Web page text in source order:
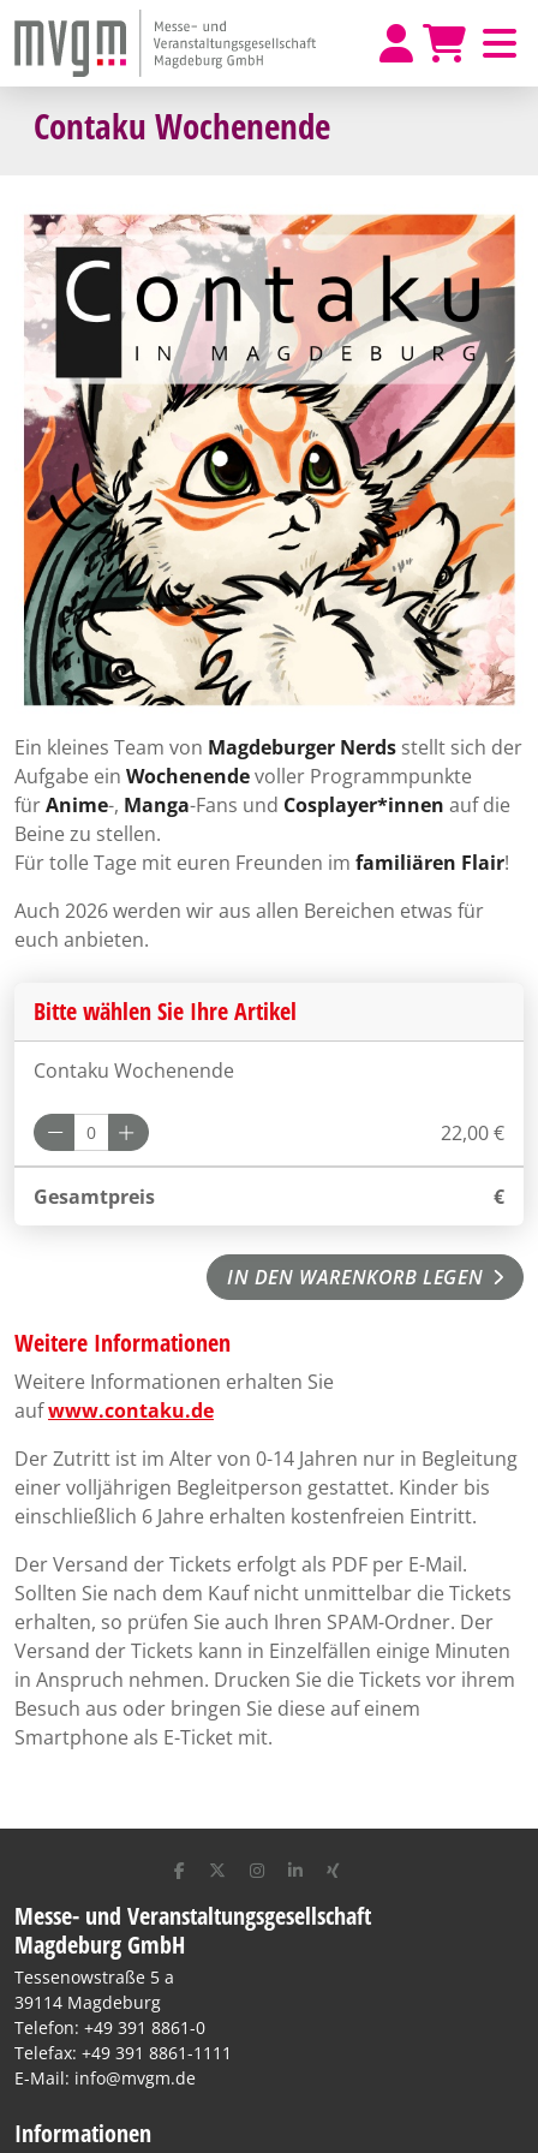
Contaku Wochenende
Ein kleines Team von Magdeburger Nerds stellt sich der
Aufgabe ein Wochenendevoller Programmpunkte
fürAnime-, Manga-Fans und Cosplayer*innen auf die
Beine zu stellen.
Für tolle Tage mit euren Freunden im familiären Flair!
Auch 2026 werden wir aus allen Bereichen etwas für
euch anbieten.
Bitte wählen Sie Ihre Artikel
Contaku Wochenende
22,00 €
Gesamtpreis €
IN DEN WARENKORB LEGEN
Weitere Informationen
Weitere Informationen erhalten Sie
aufwww.contaku.de
Der Zutritt ist im Alter von 0-14 Jahren nur in Begleitung
einer volljährigen Begleitperson gestattet. Kinder bis
einschließlich 6 Jahre erhalten kostenfreien Eintritt.
Der Versand der Tickets erfolgt als PDF per E-Mail.
Sollten Sie nach dem Kauf nicht unmittelbar die Tickets
erhalten, so prüfen Sie auch Ihren SPAM-Ordner. Der
Versand der Tickets kann in Einzelfällen einige Minuten
in Anspruch nehmen. Drucken Sie die Tickets vor ihrem
Besuch aus oder bringen Sie diese auf einem
Smartphone als E-Ticket mit.
Messe- und Veranstaltungsgesellschaft
Magdeburg GmbH
Tessenowstraße 5 a
39114 Magdeburg
Telefon: +49 391 8861-0
Telefax: +49 391 8861-1111
E-Mail: info@mvgm.de
Informationen